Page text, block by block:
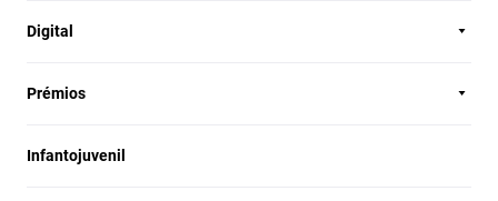
Digital
Prémios
Infantojuvenil